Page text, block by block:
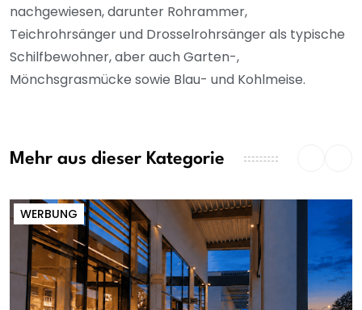
nachgewiesen, darunter Rohrammer,
Teichrohrsänger und Drosselrohrsänger als typische
Schilfbewohner, aber auch Garten-,
Mönchsgrasmücke sowie Blau- und Kohlmeise.
Mehr aus dieser Kategorie
WERBUNG